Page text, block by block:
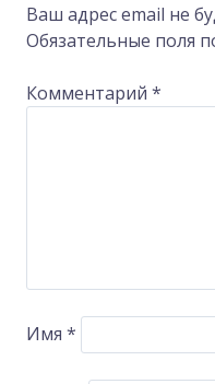
Ваш адрес email не
Обязательные поля
Комментарий *
Имя *